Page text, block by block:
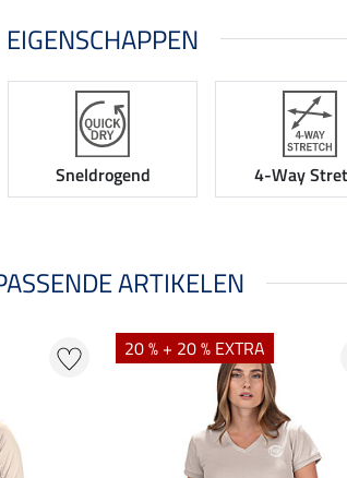
EIGENSCHAPPEN
Sneldrogend 4-Way
ARTIKELEN
20 % + 20 % EXTRA